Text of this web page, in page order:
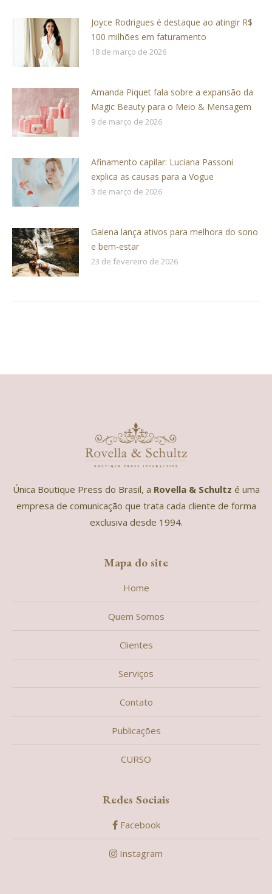
Joyce Rodrigues é destaque ao atingir R$
100 milhões em faturamento
18 de março de 2026
Amanda Piquet fala sobre a expansão da
Magic Beauty para o Meio & Mensagem
9 de março de 2026
Afinamento capilar: Luciana Passoni
explica as causas para a Vogue
3 de março de 2026
Galena lança ativos para melhora do sono
e bem-estar
23 de fevereiro de 2026
Única Boutique Press do Brasil, a Rovella & Schultz é uma
empresa de comunicação que trata cada cliente de forma
exclusiva desde 1994.
Mapa do site
Home
Quem Somos
Clientes
Serviços
Contato
Publicações
CURSO
Redes Sociais
Facebook
Instagram